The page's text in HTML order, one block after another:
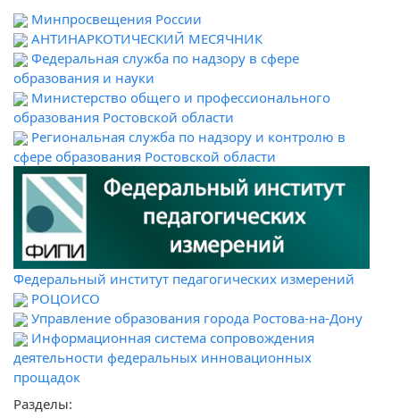
Минпросвещения России
АНТИНАРКОТИЧЕСКИЙ МЕСЯЧНИК
Федеральная служба по надзору в сфере
образования и науки
Министерство общего и профессионального
образования Ростовской области
Региональная служба по надзору и контролю в
сфере образования Ростовской области
Федеральный институт педагогических измерений
РОЦОИСО
Управление образования города Ростова-на-Дону
Информационная система сопровождения
деятельности федеральных инновационных
прощадок
Разделы: